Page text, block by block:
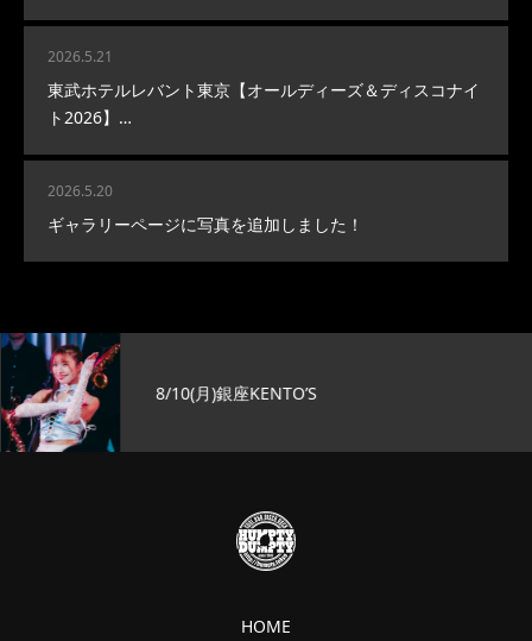
2026.5.21
東武ホテルレバント東京【オールディーズ＆ディスコナイ
ト2026】…
2026.5.20
ギャラリーページに写真を追加しました！
8/10(月)銀座KENTO’S
HOME